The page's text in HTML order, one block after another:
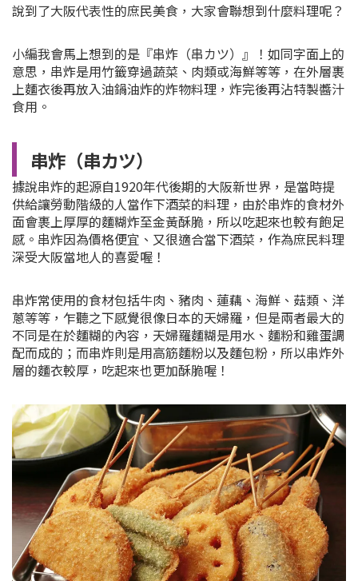
說到了大阪代表性的庶民美食，大家會聯想到什麼料理呢？
小編我會馬上想到的是『串炸（串カツ）』！如同字面上的
意思，串炸是用竹籤穿過蔬菜、肉類或海鮮等等，在外層裹
上麵衣後再放入油鍋油炸的炸物料理，炸完後再沾特製醬汁
食用。
串炸（串カツ）
據說串炸的起源自1920年代後期的大阪新世界，是當時提
供給讓勞動階級的人當作下酒菜的料理，由於串炸的食材外
面會裹上厚厚的麵糊炸至金黃酥脆，所以吃起來也較有飽足
感。串炸因為價格便宜、又很適合當下酒菜，作為庶民料理
深受大阪當地人的喜愛喔！
串炸常使用的食材包括牛肉、豬肉、蓮藕、海鮮、菇類、洋
蔥等等，乍聽之下感覺很像日本的天婦羅，但是兩者最大的
不同是在於麵糊的內容，天婦羅麵糊是用水、麵粉和雞蛋調
配而成的；而串炸則是用高筋麵粉以及麵包粉，所以串炸外
層的麵衣較厚，吃起來也更加酥脆喔！